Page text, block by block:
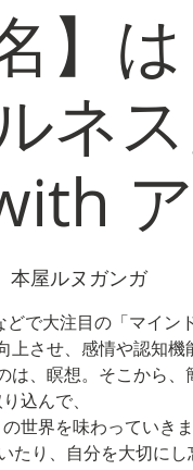
】
ネ
本屋ルヌガンガ
で大注目の「マイン
上させ、感情や認知機
は、瞑想。そこから、
込んで、
世界を味わっていき
たり、自分を大切にし